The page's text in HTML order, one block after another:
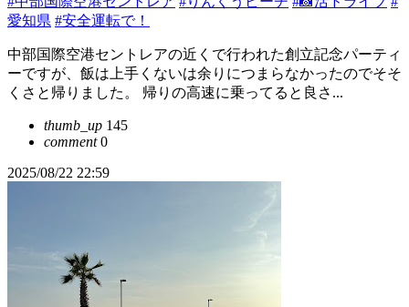
愛知県 #安全運転で！
中部国際空港セントレアの近くで行われた創立記念パーティ
ーですが、飯は上手くないは余りにつまらなかったのでそそ
くさと帰りました。 帰りの高速に乗ってると良さ...
thumb_up 145
comment0
2025/08/22 22:59